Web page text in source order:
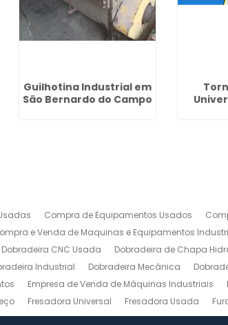
Guilhotina Industrial em
São Bernardo do Campo
Compra de Equipamentos Usados
e Venda de Maquinas e Equipamentos
Dobradeira CNC Usada Dobradeira de Chapa
Industrial Dobradeira Mecânica
Empresa de Venda de Máquinas Industriais
Fresadora Universal Fresadora Usada
para Chapas de Aço Maquinas para